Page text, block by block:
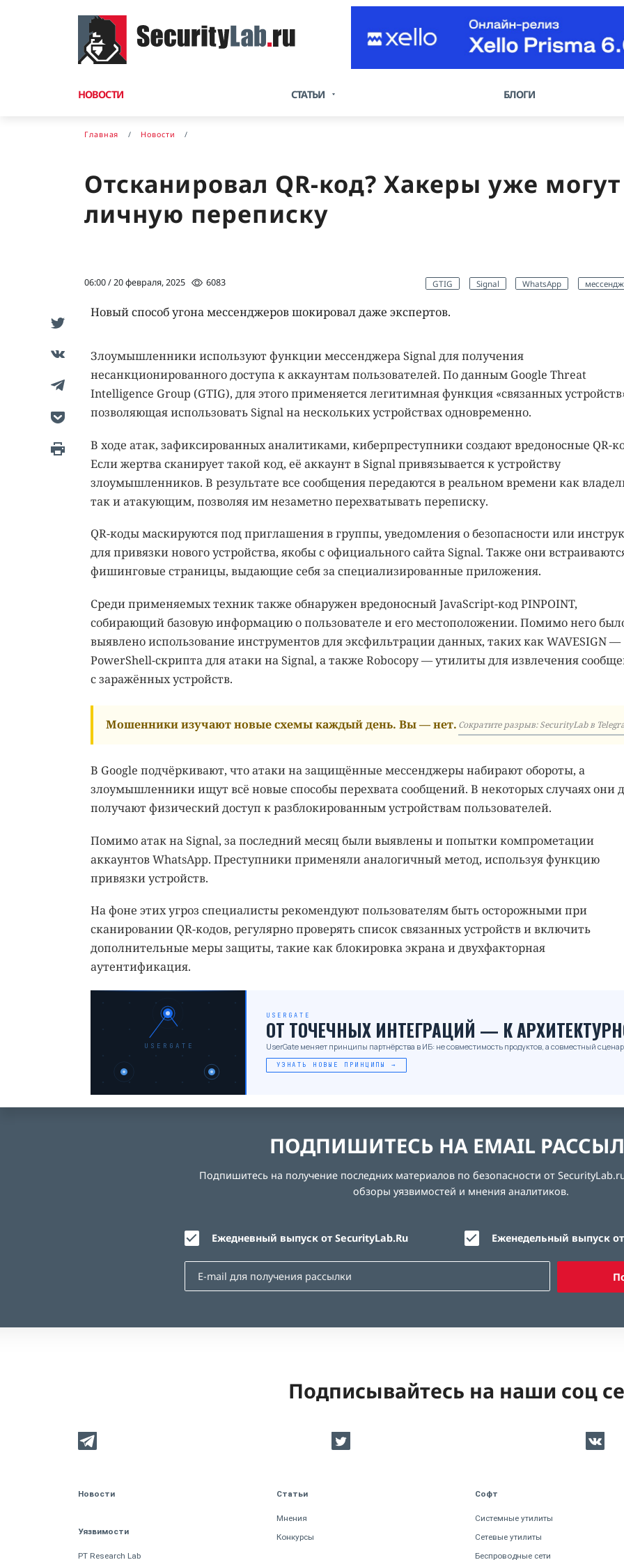
НОВОСТИ СТАТЬИ БЛОГИ
Главная Новости
Отсканировал QR-код? Хакеры уже
личную переписку
06:00 / 20 февраля, 2025 6083 GTIG Signal WhatsApp
Новый способ угона мессенджеров шокировал даже экспертов.
Злоумышленники используют функции мессенджера Signal для получения
несанкционированного доступа к аккаунтам пользователей. По данным Google Threat
Intelligence Group (GTIG), для этого применяется легитимная функция «связанных
позволяющая использовать Signal на нескольких устройствах одновременно.
В ходе атак, зафиксированных аналитиками, киберпреступники создают вредоносные QR-
Если жертва сканирует такой код, её аккаунт в Signal привязывается к устройству
злоумышленников. В результате все сообщения передаются в реальном времени как
так и атакующим, позволяя им незаметно перехватывать переписку.
QR-коды маскируются под приглашения в группы, уведомления о безопасности или
для привязки нового устройства, якобы с официального сайта Signal. Также они
фишинговые страницы, выдающие себя за специализированные приложения.
Среди применяемых техник также обнаружен вредоносный JavaScript-код PINPOINT,
собирающий базовую информацию о пользователе и его местоположении. Помимо него
выявлено использование инструментов для эксфильтрации данных, таких как WAVESIGN —
PowerShell-скрипта для атаки на Signal, а также Robocopy — утилиты для извлечения
с заражённых устройств.
Мошенники изучают новые схемы каждый день. Вы — нет. Сократите разрыв: SecurityLab в
В Google подчёркивают, что атаки на защищённые мессенджеры набирают обороты, а
злоумышленники ищут всё новые способы перехвата сообщений. В некоторых случаях они
получают физический доступ к разблокированным устройствам пользователей.
Помимо атак на Signal, за последний месяц были выявлены и попытки компрометации
аккаунтов WhatsApp. Преступники применяли аналогичный метод, используя функцию
привязки устройств.
На фоне этих угроз специалисты рекомендуют пользователям быть осторожными при
сканировании QR-кодов, регулярно проверять список связанных устройств и включить
дополнительные меры защиты, такие как блокировка экрана и двухфакторная
аутентификация.
USERGATE
USERGATE
ОТ ТОЧЕЧНЫХ ИНТЕГРАЦИЙ — К
UserGate меняет принципы партнёрства в ИБ: не совместимость продуктов, а совместный
УЗНАТЬ НОВЫЕ ПРИНЦИПЫ →
ПОДПИШИТЕСЬ НА EMAIL
Подпишитесь на получение последних материалов по безопасности от
обзоры уязвимостей и мнения аналитиков.
Ежедневный выпуск от SecurityLab.Ru Еженедельный выпуск
Подписывайтесь на наши соц
Новости
Уязвимости
PT Research Lab
Статьи
Мнения
Конкурсы
Софт
Системные утилиты
Сетевые утилиты
Беспроводные сети